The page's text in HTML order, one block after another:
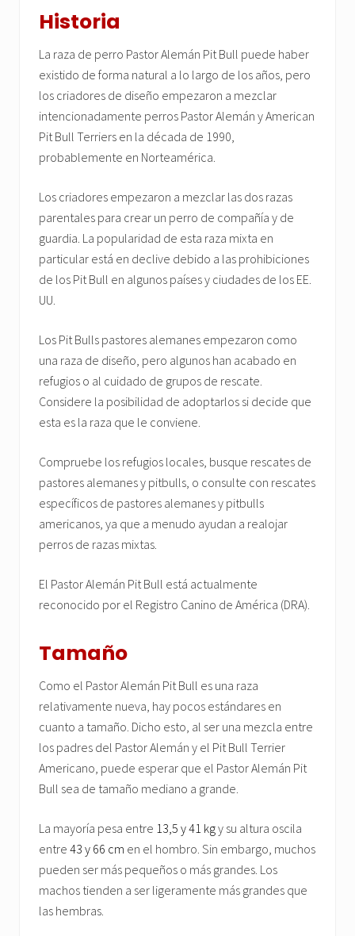
Historia
La raza de perro Pastor Alemán Pit Bull puede haber
existido de forma natural a lo largo de los años, pero
los criadores de diseño empezaron a mezclar
intencionadamente perros Pastor Alemán y American
Pit Bull Terriers en la década de 1990,
probablemente en Norteamérica.
Los criadores empezaron a mezclar las dos razas
parentales para crear un perro de compañía y de
guardia. La popularidad de esta raza mixta en
particular está en declive debido a las prohibiciones
de los Pit Bull en algunos países y ciudades de los EE.
UU.
Los Pit Bulls pastores alemanes empezaron como
una raza de diseño, pero algunos han acabado en
refugios o al cuidado de grupos de rescate.
Considere la posibilidad de adoptarlos si decide que
esta es la raza que le conviene.
Compruebe los refugios locales, busque rescates de
pastores alemanes y pitbulls, o consulte con rescates
específicos de pastores alemanes y pitbulls
americanos, ya que a menudo ayudan a realojar
perros de razas mixtas.
El Pastor Alemán Pit Bull está actualmente
reconocido por el Registro Canino de América (DRA).
Tamaño
Como el Pastor Alemán Pit Bull es una raza
relativamente nueva, hay pocos estándares en
cuanto a tamaño. Dicho esto, al ser una mezcla entre
los padres del Pastor Alemán y el Pit Bull Terrier
Americano, puede esperar que el Pastor Alemán Pit
Bull sea de tamaño mediano a grande.
La mayoría pesa entre 13,5 y 41 kgy su altura oscila
entre 43 y 66 cm en el hombro. Sin embargo, muchos
pueden ser más pequeños o más grandes. Los
machos tienden a ser ligeramente más grandes que
las hembras.